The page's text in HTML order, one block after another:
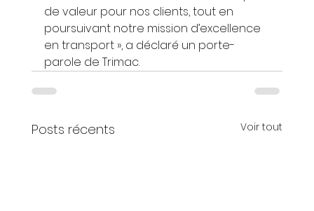
de valeur pour nos clients, tout en
poursuivant notre mission d’excellence
en transport », a déclaré un porte-
parole de Trimac.
Posts récents Voir tout